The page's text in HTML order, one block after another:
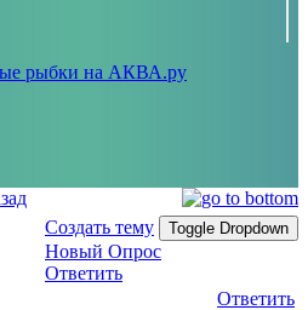
Создать тему
Toggle Dropdown
Новый Опрос
Ответить
Ответить